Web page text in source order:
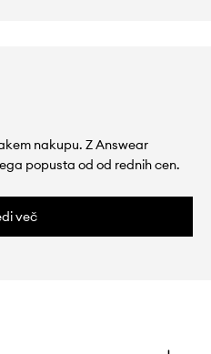
nakupu. Z Answear
popusta od od rednih cen.
več